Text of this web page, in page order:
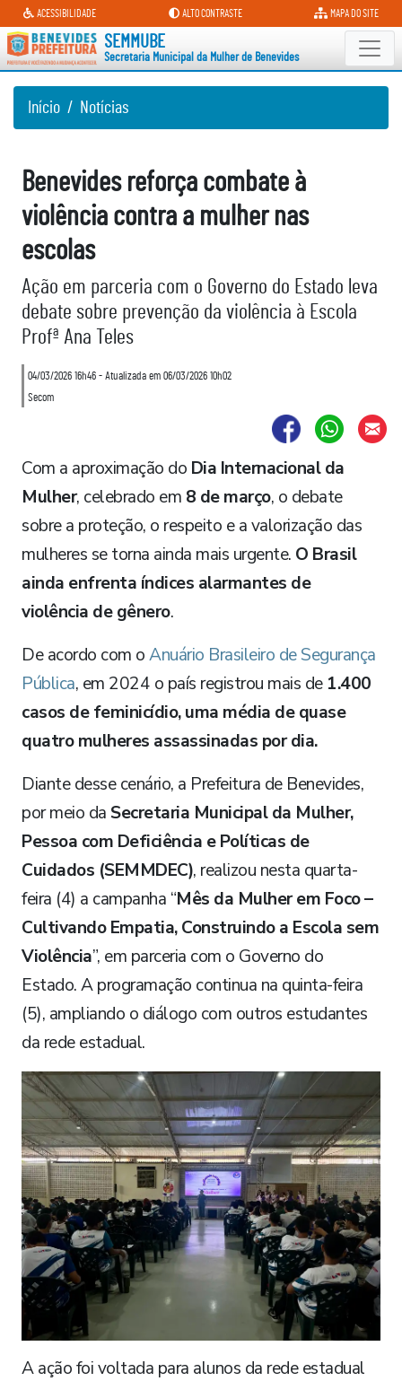
Secretaria Municipal da Mulher
ACESSIBILIDADE ALTO CONTRASTE MAPA DO SITE
SEMMUBE
Secretaria Municipal da Mulher de Benevides
Início Notícias
Benevides reforça combate à
violência contra a mulher nas
escolas
Ação em parceria com o Governo do Estado leva
debate sobre prevenção da violência à Escola
Profª Ana Teles
04/03/2026 16h46 - Atualizada em 06/03/2026 10h02
Secom
Com a aproximação do Dia Internacional da
Mulher, celebrado em 8 de março, o debate
sobre a proteção, o respeito e a valorização das
mulheres se torna ainda mais urgente. O Brasil
ainda enfrenta índices alarmantes de
violência de gênero.
De acordo com oAnuário Brasileiro de Segurança
Pública, em 2024 o país registrou mais de 1.400
casos de feminicídio, uma média de quase
quatro mulheres assassinadas por dia.
Diante desse cenário, a Prefeitura de Benevides,
por meio daSecretaria Municipal da Mulher,
Pessoa com Deficiência e Políticas de
Cuidados (SEMMDEC), realizou nesta quarta-
feira (4) a campanha “Mês da Mulher em Foco –
Cultivando Empatia, Construindo a Escola sem
Violência”, em parceria com o Governo do
Estado.A programação continua na quinta-feira
(5), ampliando o diálogo com outros estudantes
da rede estadual.
A ação foi voltada para alunos da rede estadual